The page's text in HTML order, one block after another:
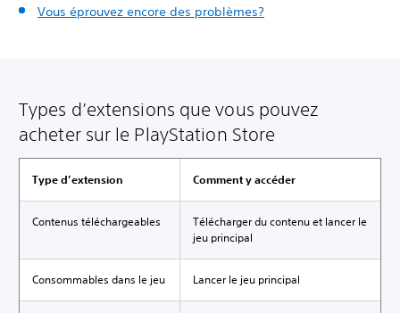
Vous éprouvez encore des problèmes?
Types d’extensions que vous pouvez
acheter sur le PlayStation Store
Type d’extension Comment y accéder
Contenus téléchargeables
Télécharger du contenu et lancer le
jeu principal
Consommables dans le jeu Lancer le jeu principal